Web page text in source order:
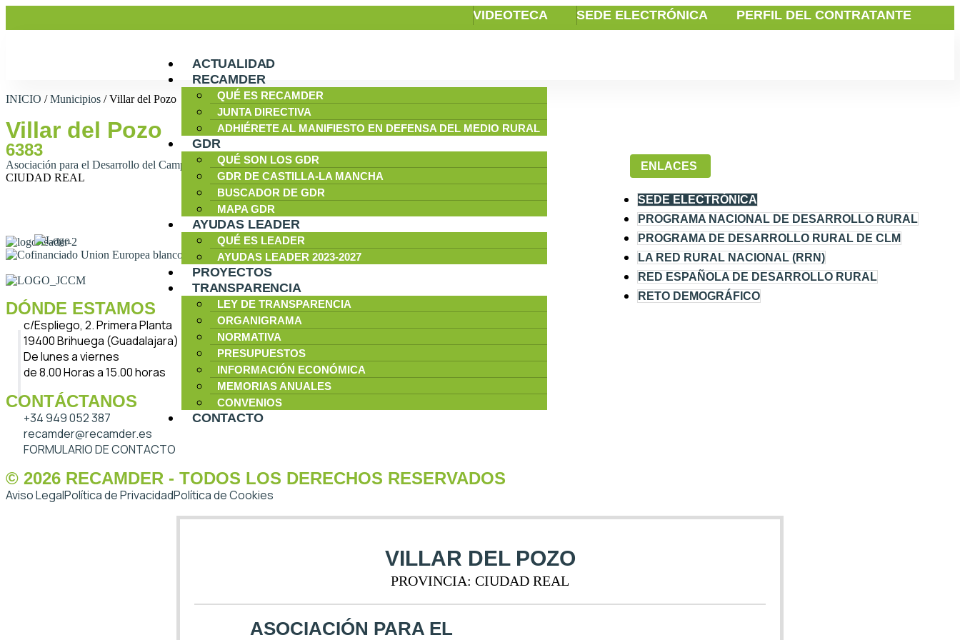
VIDEOTECA SEDE ELECTRÓNICA PERFIL DEL CONTRATANTE
ACTUALIDAD
RECAMDER
QUÉ ES RECAMDER
JUNTA DIRECTIVA
ADHIÉRETE AL MANIFIESTO EN DEFENSA DEL MEDIO RURAL
GDR
QUÉ SON LOS GDR
GDR DE CASTILLA-LA MANCHA
BUSCADOR DE GDR
MAPA GDR
AYUDAS LEADER
QUÉ ES LEADER
AYUDAS LEADER 2023-2027
PROYECTOS
TRANSPARENCIA
LEY DE TRANSPARENCIA
ORGANIGRAMA
NORMATIVA
PRESUPUESTOS
INFORMACIÓN ECONÓMICA
MEMORIAS ANUALES
CONVENIOS
CONTACTO
ENLACES
SEDE ELECTRÓNICA
PROGRAMA NACIONAL DE DESARROLLO RURAL
PROGRAMA DE DESARROLLO RURAL DE CLM
LA RED RURAL NACIONAL (RRN)
RED ESPAÑOLA DE DESARROLLO RURAL
RETO DEMOGRÁFICO
INICIO /Municipios /Villar del Pozo
Villar del Pozo
6383
Asociación para el Desarrollo del Campo de Calatrava
CIUDAD REAL
DÓNDE ESTAMOS
c/Espliego, 2. Primera Planta
19400 Brihuega (Guadalajara)
De lunes a viernes
de 8.00 Horas a 15.00 horas
CONTÁCTANOS
+34 949 052 387
recamder@recamder.es
FORMULARIO DE CONTACTO
© 2026 RECAMDER - TODOS LOS DERECHOS RESERVADOS
Aviso LegalPolítica de PrivacidadPolítica de Cookies
VILLAR DEL POZO
PROVINCIA: CIUDAD REAL
ASOCIACIÓN PARA EL